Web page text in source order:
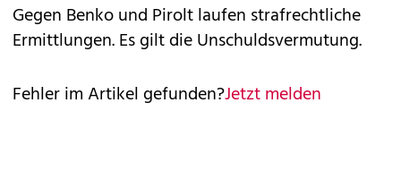
Gegen Benko und Pirolt laufen strafrechtliche
Ermittlungen. Es gilt die Unschuldsvermutung.
Fehler im Artikel gefunden?Jetzt melden